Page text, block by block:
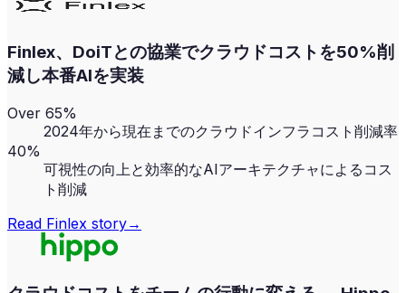
Finlex、DoiTとの協業でクラウドコストを50%削
減し本番AIを実装
Over 65%
2024年から現在までのクラウドインフラコスト削減率
40%
可視性の向上と効率的なAIアーキテクチャによるコス
ト削減
Read Finlex story→